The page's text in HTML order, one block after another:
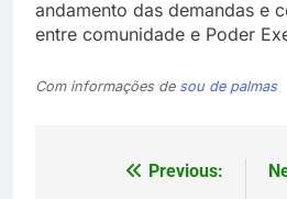
andamento das demandas e
entre comunidade e Poder
Com informações de sou de palmas
Navegação
Previous: